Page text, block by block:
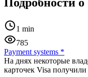
1 min
785
Payment systems *
На днях некоторые
карточек Visa получили